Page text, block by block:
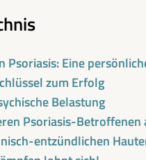
Psoriasis: Eine
zum Erfolg
Belastung
Psoriasis-Betroffenen
entzündlichen